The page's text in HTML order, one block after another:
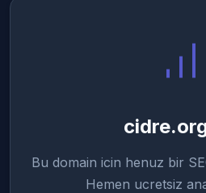
Bu domain icin henuz bir
Hemen ucretsiz